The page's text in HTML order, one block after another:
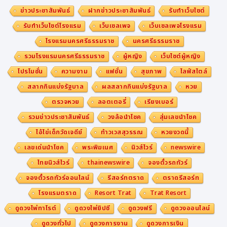
ข่าวประชาสัมพันธ์ ฝากข่าวประชาสัมพันธ์
รับทำเว็บไซต์
รับทำเว็บไซต์โรงแรม
เว็บเซลเพจ
เว็บเซลเพจโรงแรม
โรงแรมนครศรีธรรมราช
นครศรีธรรมราช
รวมโรงแรมนครศรีธรรมราช
ผู้หญิง
เว็บไซต์ผู้หญิง
โปรโมชั่น
ความงาม แฟชั่น สุขภาพ
ไลฟ์สไตล์
สลากกินแบ่งรัฐบาล
ผลสลากกินแบ่งรัฐบาล
หวย
ตรวจหวย
ลอตเตอรี่
เรียงเบอร์
รวมข่าวประชาสัมพันธ์
วงล้อนำโชค
สุ่มเลขนำโชค
ไอ้ไข่เด็กวัดเจดีย์
ท้าวเวสสุวรรณ
หวยงวดนี้
เลขเด่นนำโชค
พระพิฆเนศ นิวส์ไวร์
newswire
ไทยนิวส์ไวร์
thainewswire
จองตั๋วรถทัวร์
จองตั๋วรถทัวร์ออนไลน์
รีสอร์ทตราด
ตราดรีสอร์ท
โรงแรมตราด
Resort Trat
Trat Resort
ดูดวงไพ่ทาโรต์
ดูดวงไพ่ยิปซี ดูดวงฟรี
ดูดวงออนไลน์
ดูดวงทั่วไป
ดูดวงการงาน ดูดวงการเงิน